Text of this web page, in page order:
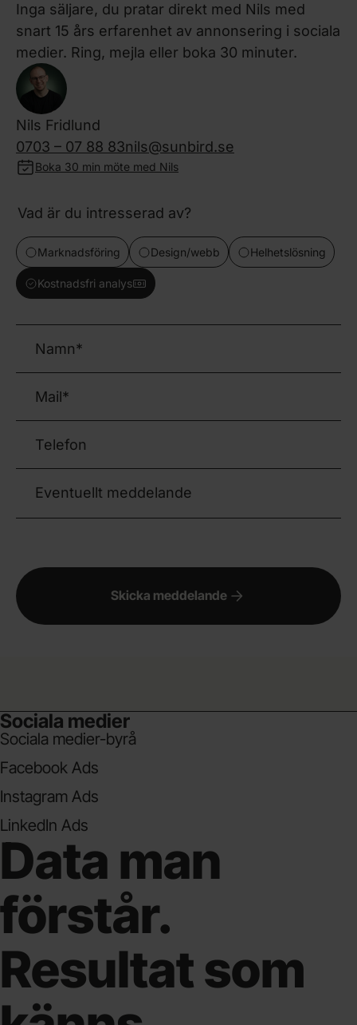
Inga säljare, du pratar direkt med Nils med
snart 15 års erfarenhet av annonsering i sociala
medier. Ring, mejla eller boka 30 minuter.
Nils Fridlund
0703 – 07 88 83nils@sunbird.se
Boka 30 min möte med Nils
Vad är du intresserad av?
Marknadsföring Design/webb Helhetslösning
Kostnadsfri analys
Namn(Obligatoriskt)
Mail(Obligatoriskt)
Telefon
Eventuellt meddelande
Skicka meddelande
Sociala medier
Sociala medier-byrå
Facebook Ads
Instagram Ads
LinkedIn Ads
Data man
förstår.
Resultat som